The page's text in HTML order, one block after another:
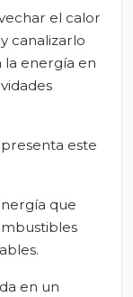
el calor
canalizarlo
la energía en
este
que
en un